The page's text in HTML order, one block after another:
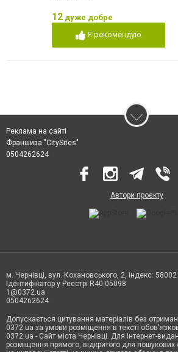
12 дуже добре
Я рекомендую
Реклама на сайті
Франшиза "CitySites"
0504262624
Автори проєкту
м. Чернівці, вул. Кохановського, 2, індекс: 58002
Ідентифікатор у Реєстрі R40-05098
1@0372.ua
0504262624
Допускається цитування матеріалів без
0372.ua за умови розміщення в тексті
0372.ua - Сайт міста Чернівці. Для інтернет-
розміщення прямого, відкритого для пошукових